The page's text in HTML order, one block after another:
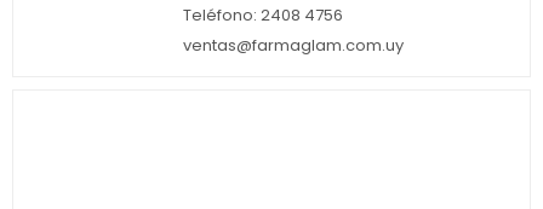
Teléfono: 2408 4756
ventas@farmaglam.com.uy